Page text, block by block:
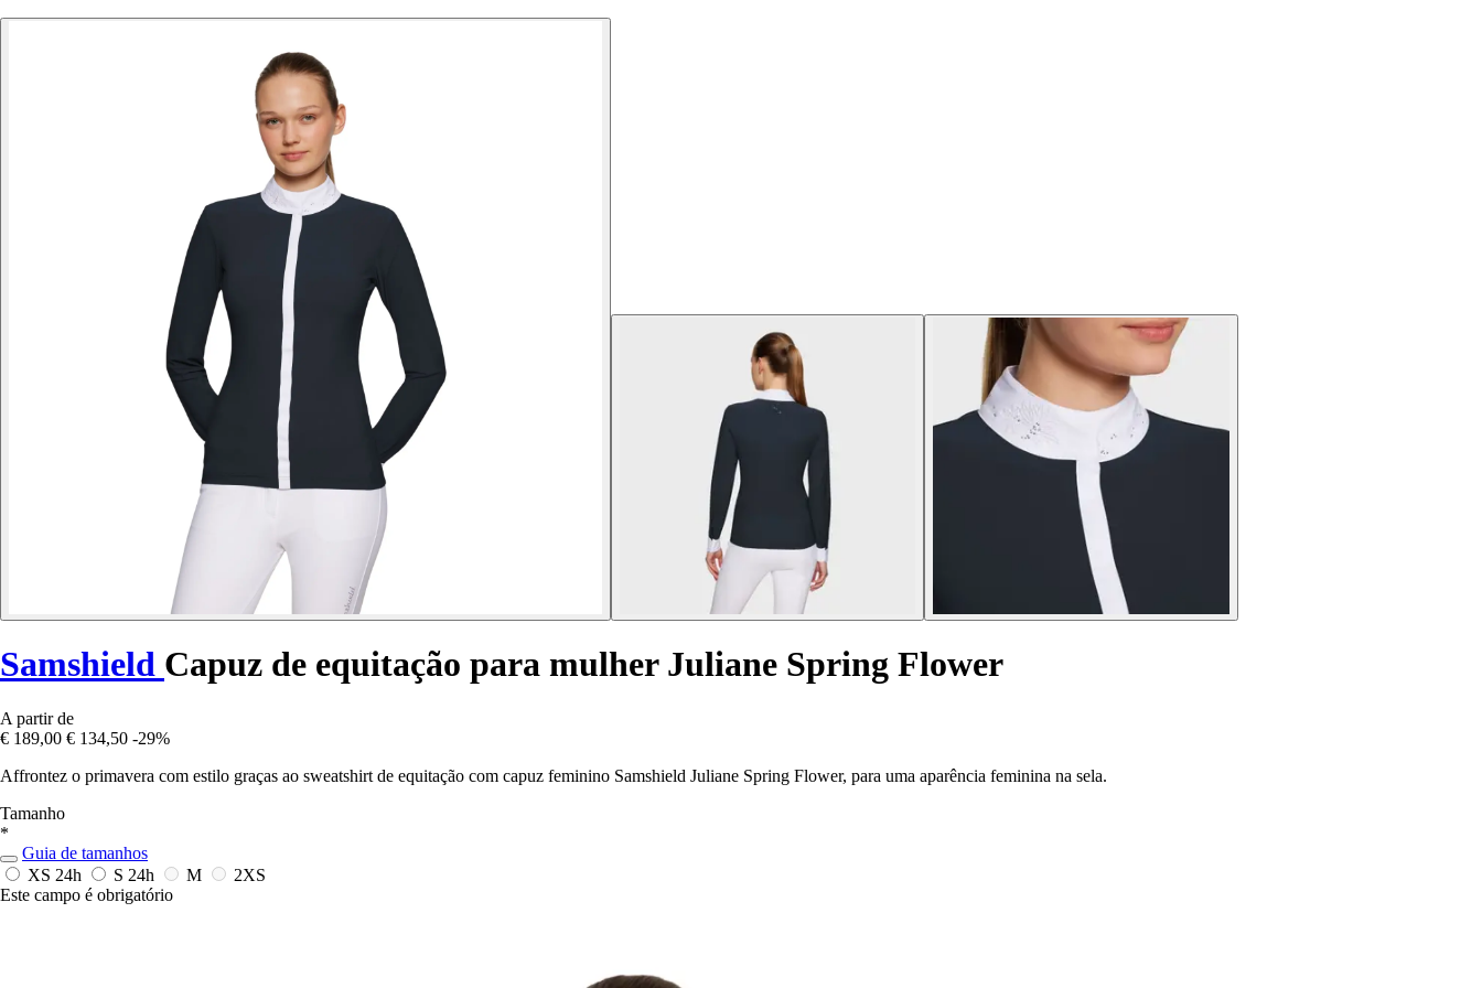
Samshield Capuz de equitação para mulher Juliane Spring Flower
A partir de
€ 189,00 € 134,50 -29%
Affrontez o primavera com estilo graças ao sweatshirt de equitação com capuz feminino Samshield Juliane Spring Flower, para uma aparência feminina na sela.
Tamanho
*
Guia de tamanhos
XS 24h S 24h M
2XS
Este campo é obrigatório